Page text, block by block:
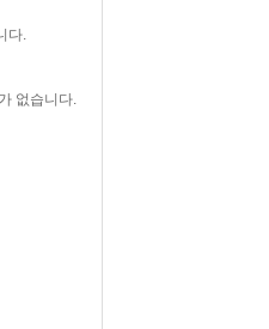
다.
없습니다.